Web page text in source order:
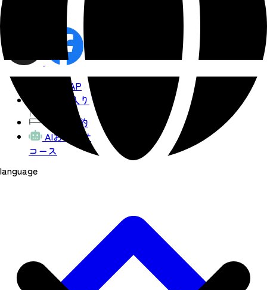
language
観光MAP
お気に入り
宿泊予約
AIおまかせ
コース